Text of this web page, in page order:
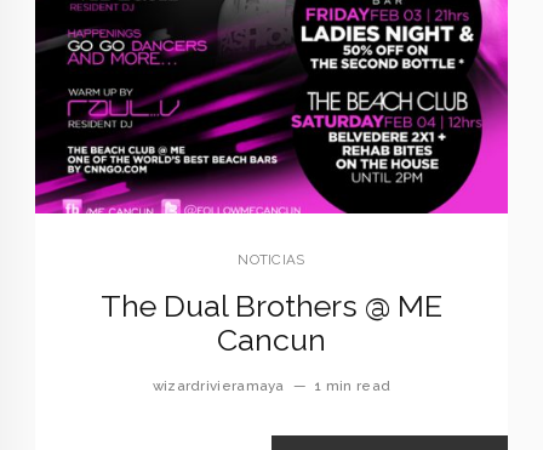
NOTICIAS
The Dual Brothers @ ME
Cancun
wizardrivieramaya — 1 min read